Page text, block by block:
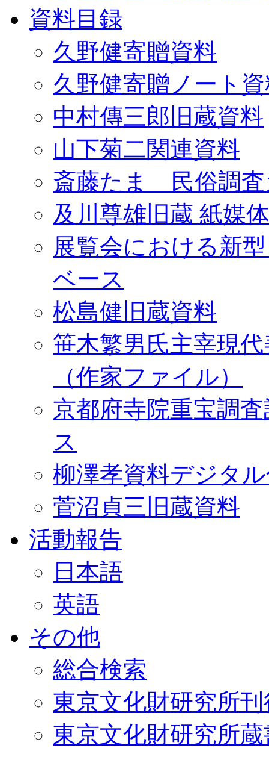
資料目録
久野健寄贈資料
久野健寄贈ノート
中村傳三郎旧蔵資料
山下菊二関連資料
斎藤たま 民俗調査
及川尊雄旧蔵 紙媒
展覧会における新
ベース
松島健旧蔵資料
笹木繁男氏主宰現
（作家ファイル）
京都府寺院重宝調
ス
柳澤孝資料デジタ
菅沼貞三旧蔵資料
活動報告
日本語
英語
その他
総合検索
東京文化財研究所
東京文化財研究所